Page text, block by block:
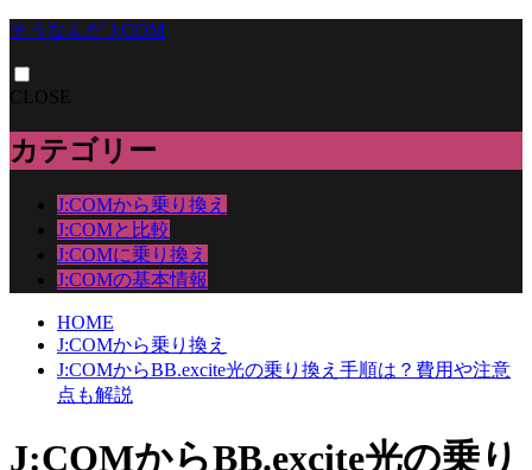
そうなんだ J:COM
CLOSE
カテゴリー
J:COMから乗り換え
J:COMと比較
J:COMに乗り換え
J:COMの基本情報
HOME
J:COMから乗り換え
J:COMからBB.excite光の乗り換え手順は？費用や注意
点も解説
J:COMからBB.excite光の乗り